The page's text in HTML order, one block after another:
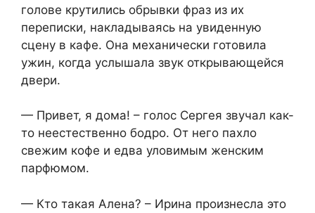
голове крутились обрывки фраз из их
переписки, накладываясь на увиденную
сцену в кафе. Она механически готовила
ужин, когда услышала звук открывающейся
двери.
— Привет, я дома! – голос Сергея звучал как-
то неестественно бодро. От него пахло
свежим кофе и едва уловимым женским
парфюмом.
— Кто такая Алена? – Ирина произнесла это